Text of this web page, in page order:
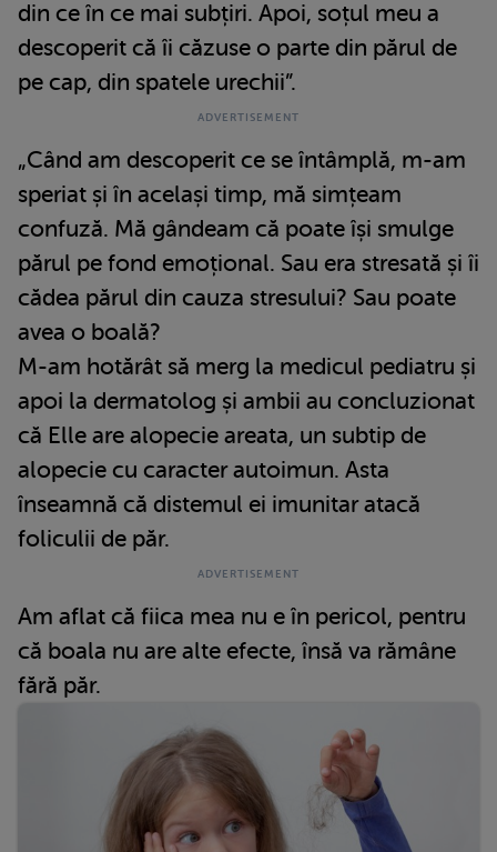
din ce în ce mai subțiri. Apoi, soțul meu a
descoperit că îi căzuse o parte din părul de
pe cap, din spatele urechii”.
„Când am descoperit ce se întâmplă, m-am
speriat și în același timp, mă simțeam
confuză. Mă gândeam că poate își smulge
părul pe fond emoțional. Sau era stresată și îi
cădea părul din cauza stresului? Sau poate
avea o boală?
M-am hotărât să merg la medicul pediatru și
apoi la dermatolog și ambii au concluzionat
că Elle are alopecie areata, un subtip de
alopecie cu caracter autoimun. Asta
înseamnă că distemul ei imunitar atacă
foliculii de păr.
Am aflat că fiica mea nu e în pericol, pentru
că boala nu are alte efecte, însă va rămâne
fără păr.